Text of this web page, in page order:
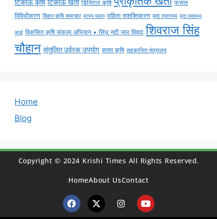
टिकाऊ कृषि टिकाऊ खेती डिजिटल कृषि
फसल
विविधीकरण बिहार कृषि समाचार मत्स्य पालन महिला सशक्तिकरण मृदा स्वास्थ्य मृदा स्वास्थ्य
कार्ड विकसित कृषि संकल्प अभियान • सिंधु नदी जल विवाद शिवराज सिंह
चौहान संतुलित उर्वरक उपयोग सतत कृषि सहकारिता मंत्रालय
Home
Blog
Copyright © 2024 Krishi Times All Rights Reserved.
HomeAbout UsContact